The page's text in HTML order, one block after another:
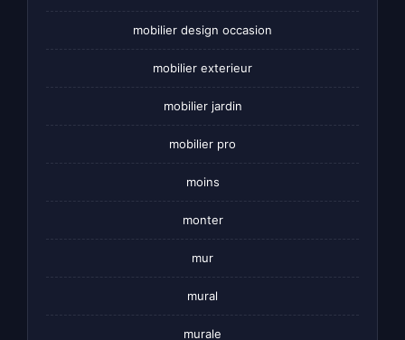
mobilier design occasion
mobilier exterieur
mobilier jardin
mobilier pro
moins
monter
mur
mural
murale